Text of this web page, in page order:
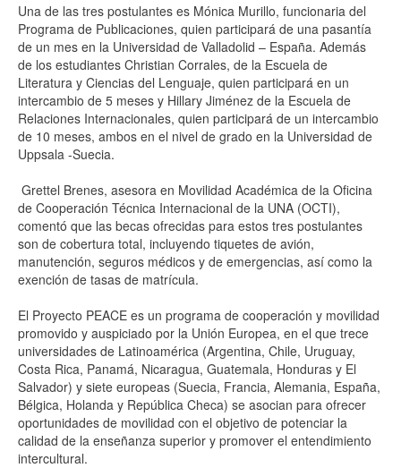
Una de las tres postulantes es Mónica Murillo, funcionaria del
Programa de Publicaciones, quien participará de una pasantía
de un mes en la Universidad de Valladolid – España. Además
de los estudiantes Christian Corrales, de la Escuela de
Literatura y Ciencias del Lenguaje, quien participará en un
intercambio de 5 meses y Hillary Jiménez de la Escuela de
Relaciones Internacionales, quien participará de un intercambio
de 10 meses, ambos en el nivel de grado en la Universidad de
Uppsala -Suecia.
Grettel Brenes, asesora en Movilidad Académica de la Oficina
de Cooperación Técnica Internacional de la UNA (OCTI),
comentó que las becas ofrecidas para estos tres postulantes
son de cobertura total, incluyendo tiquetes de avión,
manutención, seguros médicos y de emergencias, así como la
exención de tasas de matrícula.
El Proyecto PEACE es un programa de cooperación y movilidad
promovido y auspiciado por la Unión Europea, en el que trece
universidades de Latinoamérica (Argentina, Chile, Uruguay,
Costa Rica, Panamá, Nicaragua, Guatemala, Honduras y El
Salvador) y siete europeas (Suecia, Francia, Alemania, España,
Bélgica, Holanda y República Checa) se asocian para ofrecer
oportunidades de movilidad con el objetivo de potenciar la
calidad de la enseñanza superior y promover el entendimiento
intercultural.